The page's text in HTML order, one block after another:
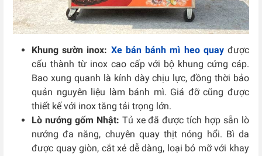
Khung sườn inox: Xe bán bánh mì heo quayđược
cấu thành từ inox cao cấp với bộ khung cứng cáp.
Bao xung quanh là kính dày chịu lực, đồng thời bảo
quản nguyên liệu làm bánh mì. Giá đỡ cũng được
thiết kế với inox tăng tải trọng lớn.
Lò nướng gốm Nhật: Tủ xe đã được tích hợp sẵn lò
nướng đa năng, chuyên quay thịt nóng hổi. Bì da
được quay giòn, cắt xẻ dễ dàng, loại bỏ mỡ với khay